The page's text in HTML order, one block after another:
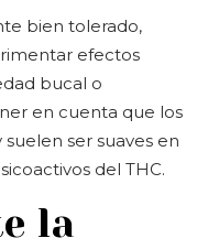
bien tolerado,
efectos
bucal o
en cuenta que los
ser suaves en
del THC.
la